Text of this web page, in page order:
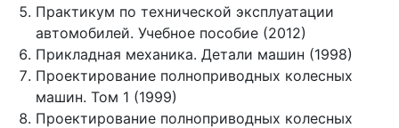
Практикум по технической эксплуатации
автомобилей. Учебное пособие (2012)
Прикладная механика. Детали машин (1998)
Проектирование полноприводных колесных
машин. Том 1 (1999)
Проектирование полноприводных колесных